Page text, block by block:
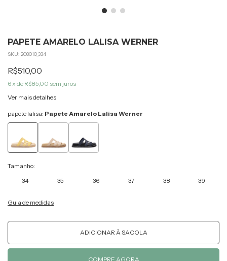
PAPETE AMARELO LALISA WERNER
SKU: 208010_334
R$510,00
6 x de R$85,00 sem juros
Ver mais detalhes
papete lalisa: Papete Amarelo Lalisa Werner
Tamanho:
34
35 36 37 38 39
Guia de medidas